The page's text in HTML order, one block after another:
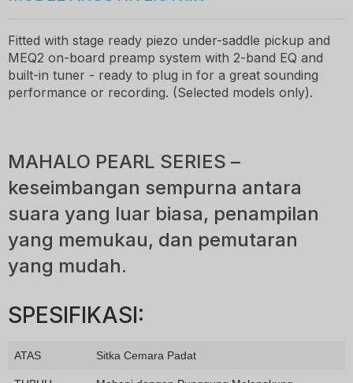
Fitted with stage ready piezo under-saddle pickup and
MEQ2 on-board preamp system with 2-band EQ and
built-in tuner - ready to plug in for a great sounding
performance or recording. (Selected models only).
MAHALO PEARL SERIES –
keseimbangan sempurna antara
suara yang luar biasa, penampilan
yang memukau, dan pemutaran
yang mudah.
SPESIFIKASI:
ATAS Sitka Cemara Padat